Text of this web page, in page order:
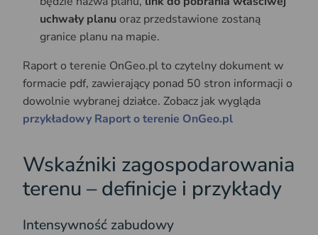
uchwały planuoraz przedstawione zostaną
granice planu na mapie.
Raport o terenie OnGeo.pl to czytelny dokument w
formacie pdf, zawierający ponad 50 stron informacji o
dowolnie wybranej działce. Zobacz jak wygląda
przykładowy Raport o terenie OnGeo.pl
Wskaźniki zagospodarowania
terenu – definicje i przykłady
Intensywność zabudowy